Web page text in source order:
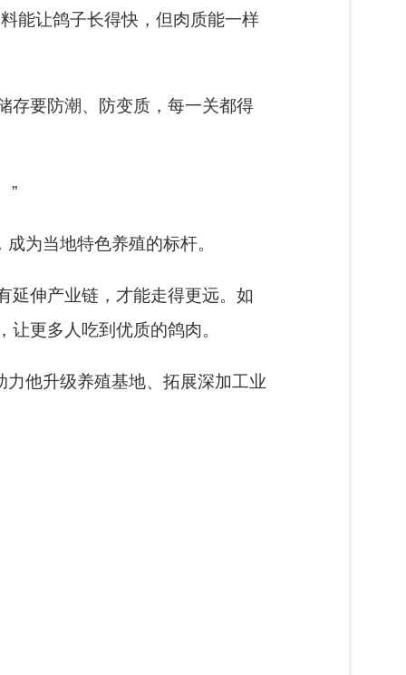
能让鸽子长得快，但肉质能一样
存要防潮、防变质，每一关都得
”
为当地特色养殖的标杆。
延伸产业链，才能走得更远。如
更多人吃到优质的鸽肉。
他升级养殖基地、拓展深加工业